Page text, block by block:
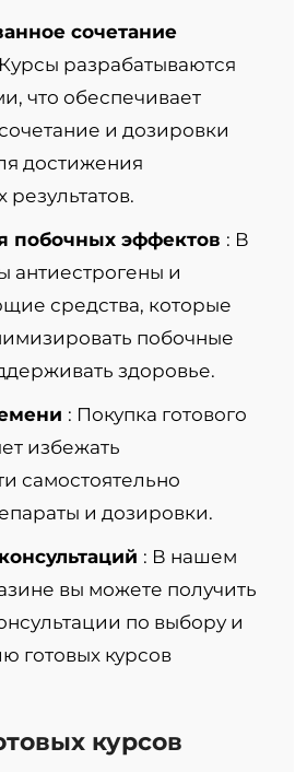
сочетание
разрабатываются
что обеспечивает
и дозировки
достижения
побочных эффектов : В
антиестрогены и
средства, которые
побочные
здоровье.
: Покупка готового
избежать
самостоятельно
и дозировки.
: В нашем
вы можете получить
по выбору и
готовых курсов
курсов